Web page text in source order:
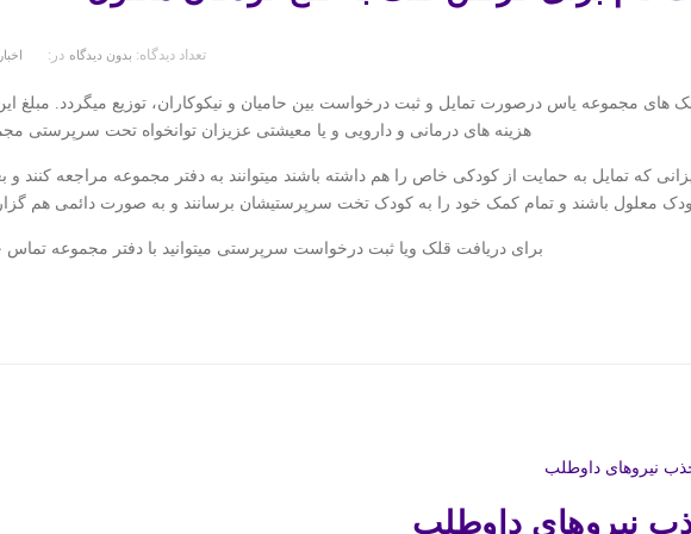
در: اخبار تعداد دیدگاه: بدون دیدگاه
های مجموعه یاس درصورت تمایل و ثبت درخواست بین حامیان و نیکوکاران، توزیع میگردد. مبلغ
هزینه های درمانی و دارویی و یا معیشتی عزیزان توانخواه تحت سرپرستی
که تمایل به حمایت از کودکی خاص را هم داشته باشند میتوانند به دفتر مجموعه مراجعه کنند
معلول باشند و تمام کمک خود را به کودک تخت سرپرستیشان برسانند و به صورت دائمی هم
برای دریافت قلک ویا ثبت درخواست سرپرستی میتوانید با دفتر مجموعه تماس
نیروهای داوطلب